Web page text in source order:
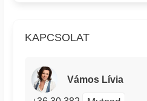
KAPCSOLAT
Vámos Lívia